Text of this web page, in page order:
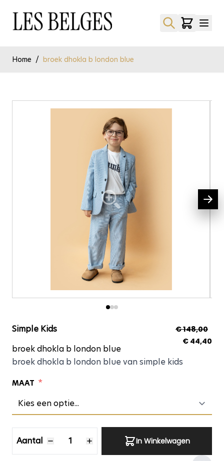
Home / broek dhokla b london blue
broek dhokla b
Simple Kids
broek dhokla b london blue
€ 148,00
€ 44,40
broek dhokla b london blue van simple kids
MAAT *
Aantal In Winkelwagen